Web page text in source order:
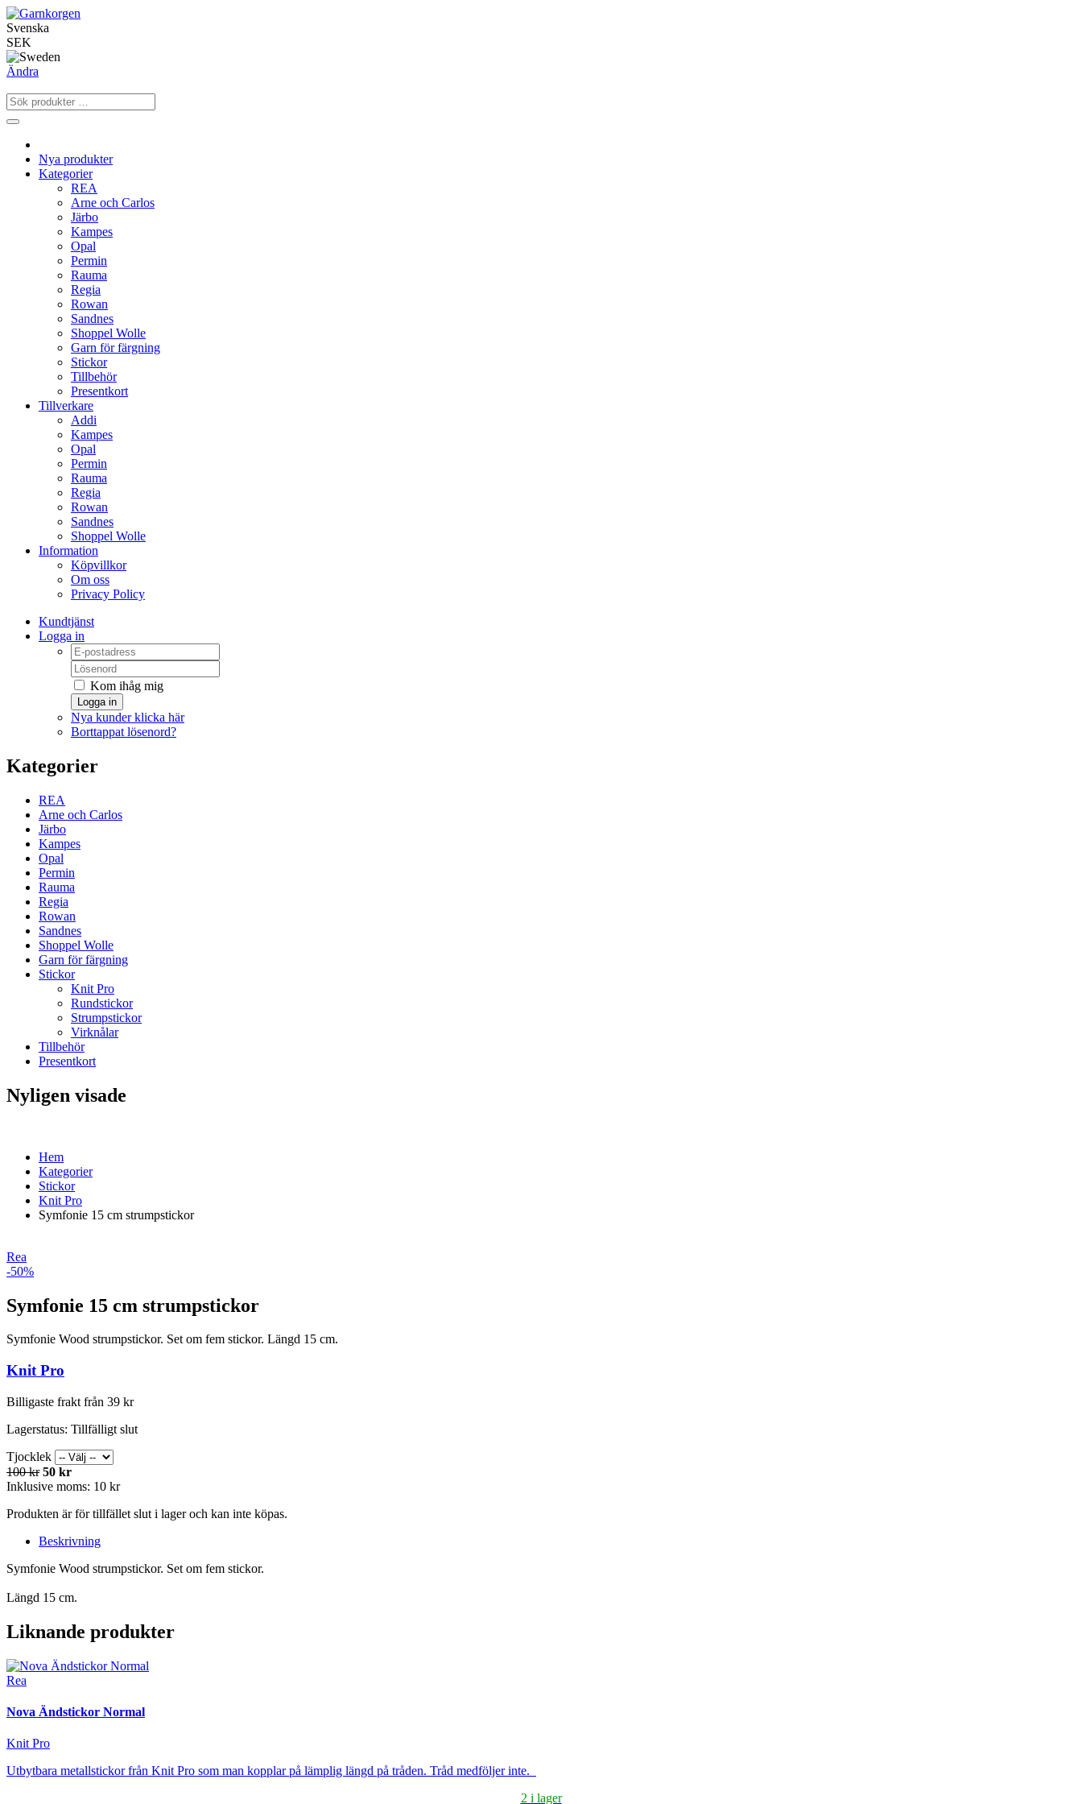
Svenska
SEK
Ändra
Nya produkter
Kategorier
REA
Arne och Carlos
Järbo
Kampes
Opal
Permin
Rauma
Regia
Rowan
Sandnes
Shoppel Wolle
Garn för färgning
Stickor
Tillbehör
Presentkort
Tillverkare
Addi
Kampes
Opal
Permin
Rauma
Regia
Rowan
Sandnes
Shoppel Wolle
Information
Köpvillkor
Om oss
Privacy Policy
Kundtjänst
Logga in
Kom ihåg mig
Logga in
Nya kunder klicka här
Borttappat lösenord?
Kategorier
REA
Arne och Carlos
Järbo
Kampes
Opal
Permin
Rauma
Regia
Rowan
Sandnes
Shoppel Wolle
Garn för färgning
Stickor
Knit Pro
Rundstickor
Strumpstickor
Virknålar
Tillbehör
Presentkort
Nyligen visade
Hem
Kategorier
Stickor
Knit Pro
Symfonie 15 cm strumpstickor
Rea
-50%
Symfonie 15 cm strumpstickor
Symfonie Wood strumpstickor. Set om fem stickor. Längd 15 cm.
Knit Pro
Billigaste frakt från 39 kr
Lagerstatus: Tillfälligt slut
Tjocklek
100 kr 50 kr
Inklusive moms: 10 kr
Produkten är för tillfället slut i lager och kan inte köpas.
Beskrivning
Symfonie Wood strumpstickor. Set om fem stickor.
Längd 15 cm.
Liknande produkter
Rea
Nova Ändstickor Normal
Knit Pro
Utbytbara metallstickor från Knit Pro som man kopplar på lämplig längd på tråden. Tråd medföljer inte.
2 i lager